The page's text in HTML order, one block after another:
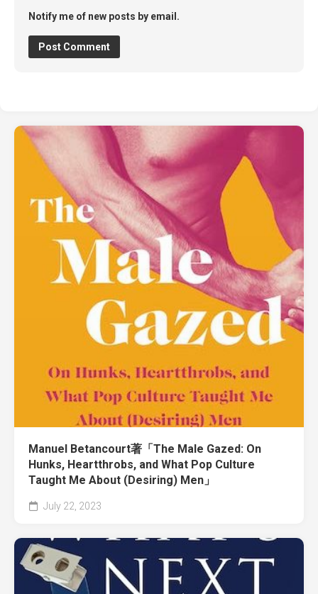
Notify me of new posts by email.
Manuel Betancourt著「The Male Gazed: On
Hunks, Heartthrobs, and What Pop Culture
Taught Me About (Desiring) Men」
July 22, 2023